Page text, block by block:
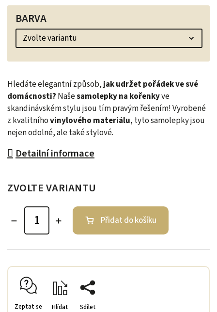
Hledáte elegantní způsob,jak udržet pořádek ve své
domácnosti? Našesamolepky na kořenkyve
skandinávském stylu jsou tím pravým řešením! Vyrobené
z kvalitníhovinylového materiálu, tyto samolepky jsou
nejen odolné, ale také stylové.
Detailní informace
BARVA
ZVOLTE VARIANTU
Přidat do košíku
Zeptat se Hlídat Sdílet